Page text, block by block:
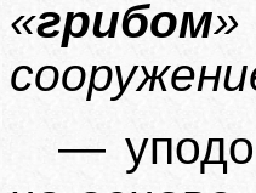
«грибом
—